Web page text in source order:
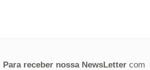
Para receber nossa NewsLetter com